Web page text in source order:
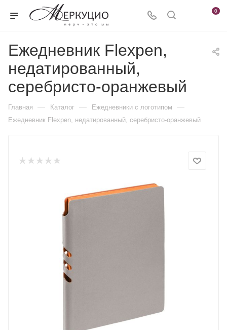
0
Ежедневник Flexpen,
недатированный,
серебристо-оранжевый
Главная — Каталог — Ежедневники c логотипом —
Ежедневник Flexpen, недатированный, серебристо-оранжевый